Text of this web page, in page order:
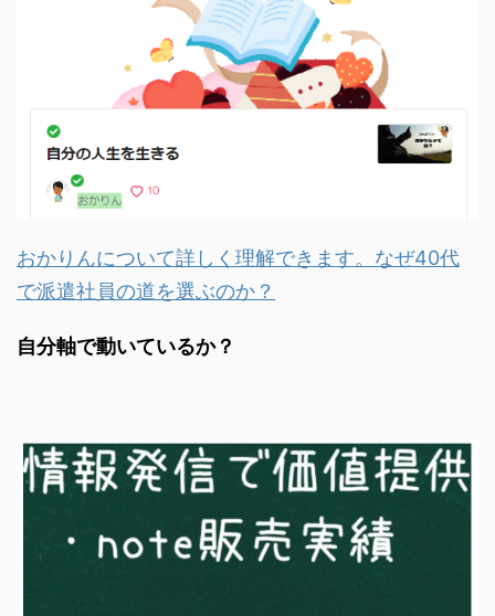
おかりんについて詳しく理解できます。なぜ40代
で派遣社員の道を選ぶのか？
自分軸で動いているか？